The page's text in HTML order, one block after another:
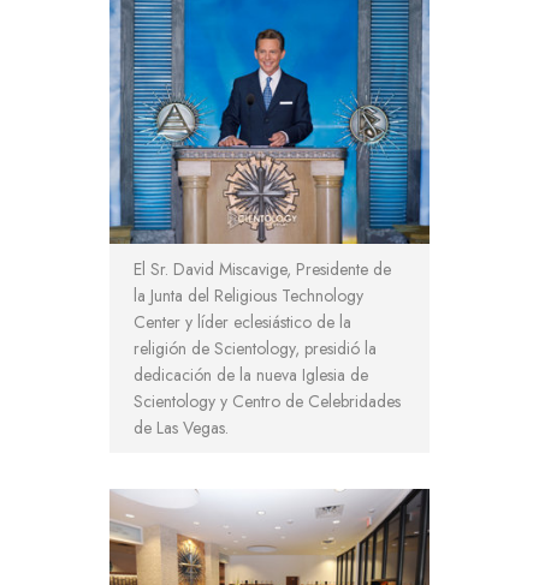
El Sr. David Miscavige, Presidente de
la Junta del Religious Technology
Center y líder eclesiástico de la
religión de Scientology, presidió la
dedicación de la nueva Iglesia de
Scientology y Centro de Celebridades
de Las Vegas.